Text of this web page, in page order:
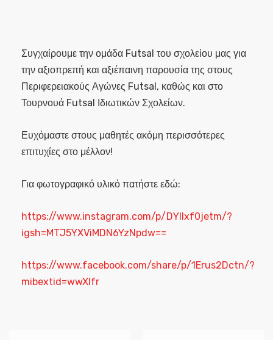
Συγχαίρουμε την ομάδα Futsal του σχολείου μας για
την αξιοπρεπή και αξιέπαινη παρουσία της στους
Περιφερειακούς Αγώνες Futsal, καθώς και στο
Τουρνουά Futsal Ιδιωτικών Σχολείων.
Ευχόμαστε στους μαθητές ακόμη περισσότερες
επιτυχίες στο μέλλον!
Για φωτογραφικό υλικό πατήστε εδώ:
https://www.instagram.com/p/DYllxf0jetm/?
igsh=MTJ5YXViMDN6YzNpdw==
https://www.facebook.com/share/p/1Erus2Dctn/?
mibextid=wwXIfr